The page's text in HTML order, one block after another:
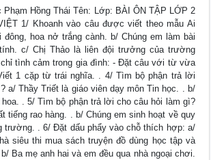
Phạm Hồng Thái Tên: Lớp: BÀI ÔN TẬP LỚP 2
1/ Khoanh vào câu được viết theo mẫu Ai
đông, hoa nở trắng cành. b/ Chúng em làm bài
c/ Chị Thảo là liên đội trưởng của trường
tình cảm trong gia đình: - Đặt câu với từ vừa
1 cặp từ trái nghĩa. . 4/ Tìm bộ phận trả lời
a/ Thầy Triết là giáo viên dạy môn Tin học. . b/
hoa. . 5/ Tìm bộ phận trả lời cho câu hỏi làm gì?
tiếng rao hàng. . b/ Chúng em sinh hoạt về quy
trường. . 6/ Đặt dấu phẩy vào chỗ thích hợp: a/
siêu thi mua sách truyện đồ dùng học tập và
Ba mẹ anh hai và em đều qua nhà ngoại chơi.